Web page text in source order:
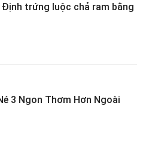
Định trứng luộc chả ram bằng
3 Ngon Thơm Hơn Ngoài